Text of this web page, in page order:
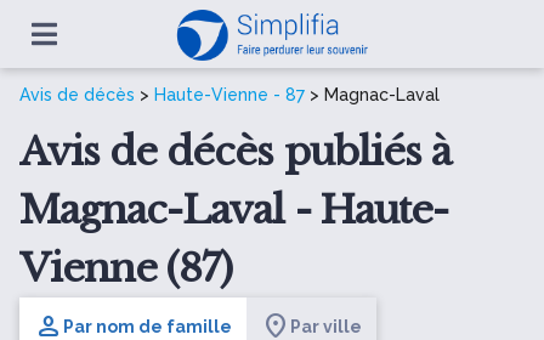
Avis de décès > Haute-Vienne - 87 > Magnac-Laval
Avis de décès publiés à
Magnac-Laval - Haute-
Vienne (87)
Par nom de famille Par ville